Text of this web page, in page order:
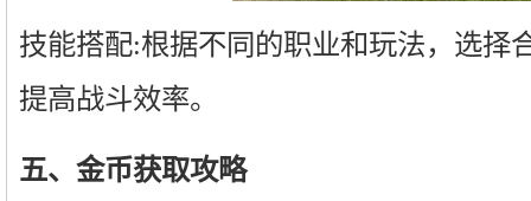
技能搭配:根据不同的职业和玩法，选择
提高战斗效率。
五、金币获取攻略